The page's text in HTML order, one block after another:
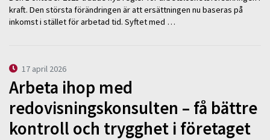
kraft. Den största förändringen är att ersättningen nu baseras på
inkomst i stället för arbetad tid. Syftet med …
17 april 2026
Arbeta ihop med
redovisningskonsulten – få bättre
kontroll och trygghet i företaget